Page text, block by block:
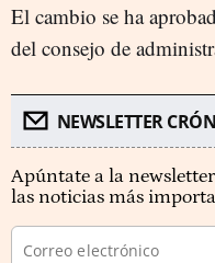
El cambio se ha
del consejo de
NEWSLETTER
Apúntate a la
las noticias más